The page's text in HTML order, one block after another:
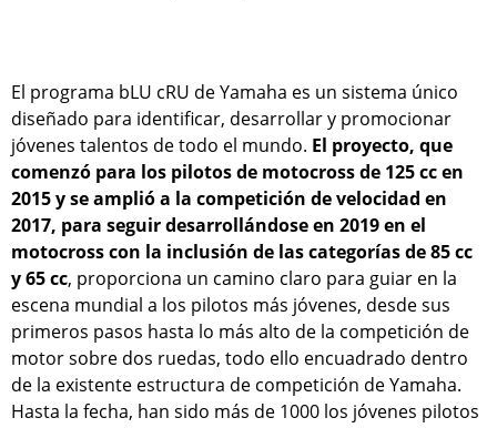
El programa bLU cRU de Yamaha es un sistema único
diseñado para identificar, desarrollar y promocionar
jóvenes talentos de todo el mundo. El proyecto, que
comenzó para los pilotos de motocross de 125 cc en
2015 y se amplió a la competición de velocidad en
2017, para seguir desarrollándose en 2019 en el
motocross con la inclusión de las categorías de 85 cc
y 65 cc, proporciona un camino claro para guiar en la
escena mundial a los pilotos más jóvenes, desde sus
primeros pasos hasta lo más alto de la competición de
motor sobre dos ruedas, todo ello encuadrado dentro
de la existente estructura de competición de Yamaha.
Hasta la fecha, han sido más de 1000 los jóvenes pilotos